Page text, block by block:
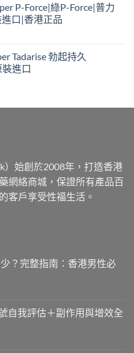
P-Force|綠P-Force|普力
口|香港正品
Tadarise 勃起持久
進口
）始創於2008年，打造香港
網絡商城，保證所有產品百
客戶享受性福生活。
？完整指南：香港男性必
自我評估＋副作用與增效全